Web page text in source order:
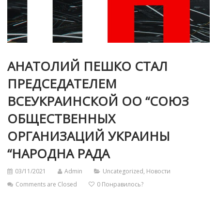
АНАТОЛИЙ ПЕШКО СТАЛ
ПРЕДСЕДАТЕЛЕМ
ВСЕУКРАИНСКОЙ ОО “СОЮЗ
ОБЩЕСТВЕННЫХ
ОРГАНИЗАЦИЙ УКРАИНЫ
“НАРОДНА РАДА
03/11/2021 Admin Uncategorized, Новости
Comments are Closed
0 Понравилось?